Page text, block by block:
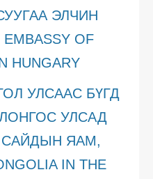
ЭЛЧИН
OF
HUNGARY
УЛСААС БҮГД
УЛСАД
САЙДЫН ЯАМ,
IN THE